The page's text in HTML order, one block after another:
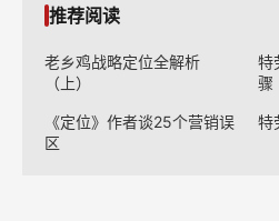
推荐阅读
老乡鸡战略定位全解析
（上）
特
骤
《定位》作者谈25个营销误
区
特